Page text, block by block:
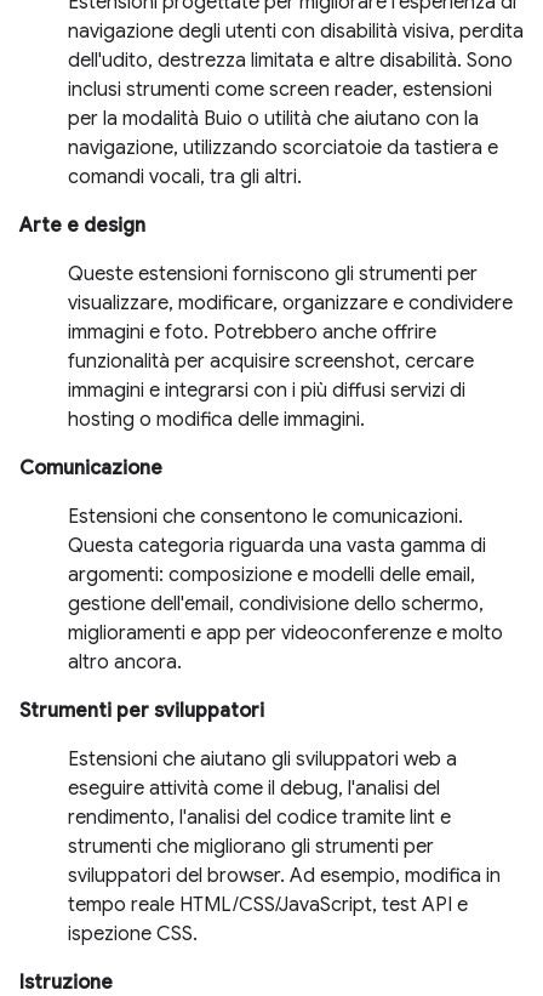
navigazione degli utenti con disabilità visiva, perdita
dell'udito, destrezza limitata e altre disabilità. Sono
inclusi strumenti come screen reader, estensioni
per la modalità Buio o utilità che aiutano con la
navigazione, utilizzando scorciatoie da tastiera e
comandi vocali, tra gli altri.
Arte e design
Queste estensioni forniscono gli strumenti per
visualizzare, modificare, organizzare e condividere
immagini e foto. Potrebbero anche offrire
funzionalità per acquisire screenshot, cercare
immagini e integrarsi con i più diffusi servizi di
hosting o modifica delle immagini.
Comunicazione
Estensioni che consentono le comunicazioni.
Questa categoria riguarda una vasta gamma di
argomenti: composizione e modelli delle email,
gestione dell'email, condivisione dello schermo,
miglioramenti e app per videoconferenze e molto
altro ancora.
Strumenti per sviluppatori
Estensioni che aiutano gli sviluppatori web a
eseguire attività come il debug, l'analisi del
rendimento, l'analisi del codice tramite lint e
strumenti che migliorano gli strumenti per
sviluppatori del browser. Ad esempio, modifica in
tempo reale HTML/CSS/JavaScript, test API e
ispezione CSS.
Istruzione